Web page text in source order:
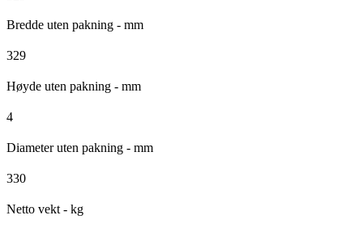
Bredde uten pakning - mm
329
Høyde uten pakning - mm
4
Diameter uten pakning - mm
330
Netto vekt - kg